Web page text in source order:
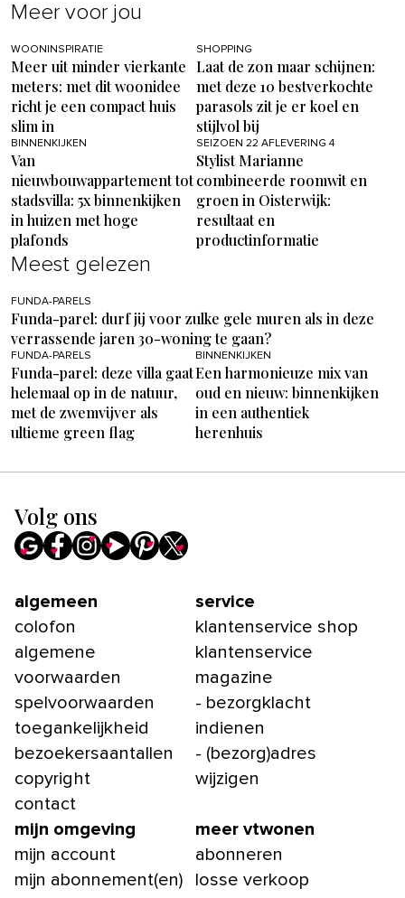
Meer voor jou
WOONINSPIRATIE
Meer uit minder vierkante
meters: met dit woonidee
richt je een compact huis
slim in
SHOPPING
Laat de zon maar schijnen:
met deze 10 bestverkochte
parasols zit je er koel en
stijlvol bij
BINNENKIJKEN
Van
nieuwbouwappartement tot
stadsvilla: 5x binnenkijken
in huizen met hoge
plafonds
SEIZOEN 22 AFLEVERING 4
Stylist Marianne
combineerde roomwit en
groen in Oisterwijk:
resultaat en
productinformatie
Meest gelezen
FUNDA-PARELS
Funda-parel: durf jij voor zulke gele muren als in deze
verrassende jaren 30-woning te gaan?
FUNDA-PARELS
Funda-parel: deze villa gaat
helemaal op in de natuur,
met de zwemvijver als
ultieme green flag
BINNENKIJKEN
Een harmonieuze mix van
oud en nieuw: binnenkijken
in een authentiek
herenhuis
Volg ons
algemeen
colofon
algemene
voorwaarden
spelvoorwaarden
toegankelijkheid
bezoekersaantallen
copyright
contact
service
klantenservice shop
klantenservice
magazine
- bezorgklacht
indienen
- (bezorg)adres
wijzigen
mijn omgeving
mijn account
mijn abonnement(en)
meer vtwonen
abonneren
losse verkoop